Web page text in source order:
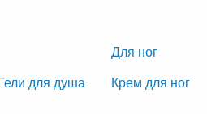
для душа
Для ног
Крем для ног